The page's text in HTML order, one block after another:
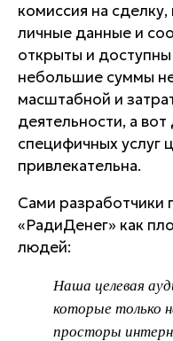
комиссия на
личные данные и
открыты и
небольшие суммы
масштабной и
деятельности, а
специфичных услуг
привлекательна.
Сами разработчики
«РадиДенег» как
людей:
Наша целевая
которые только
просторы